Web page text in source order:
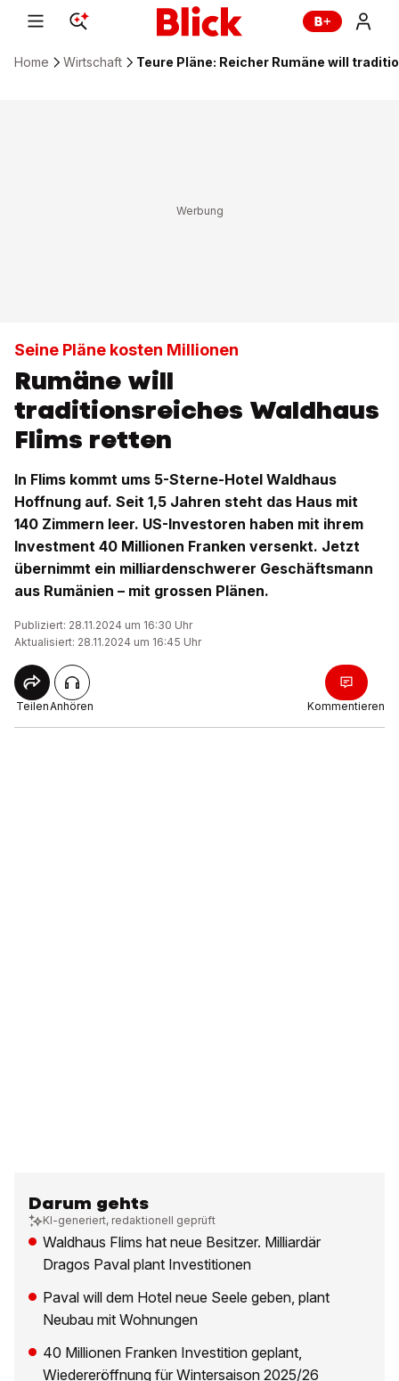
Home Wirtschaft Teure Pläne: Reicher Rumäne will
Seine Pläne kosten Millionen
Rumäne will
traditionsreiches Waldhaus
Flims retten
In Flims kommt ums 5-Sterne-Hotel Waldhaus
Hoffnung auf. Seit 1,5 Jahren steht das Haus mit
140 Zimmern leer. US-Investoren haben mit ihrem
Investment 40 Millionen Franken versenkt. Jetzt
übernimmt ein milliardenschwerer Geschäftsmann
aus Rumänien – mit grossen Plänen.
Publiziert: 28.11.2024 um 16:30 Uhr
Aktualisiert: 28.11.2024 um 16:45 Uhr
TeilenAnhören Kommentieren
Darum gehts
KI-generiert, redaktionell geprüft
Waldhaus Flims hat neue Besitzer. Milliardär
Dragos Paval plant Investitionen
Paval will dem Hotel neue Seele geben, plant
Neubau mit Wohnungen
40 Millionen Franken Investition geplant,
Wiedereröffnung für Wintersaison 2025/26